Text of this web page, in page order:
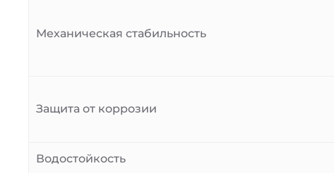
Механическая стабильность
Защита от коррозии
Водостойкость